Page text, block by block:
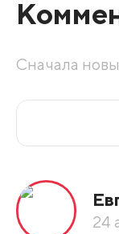
Сначала
По24